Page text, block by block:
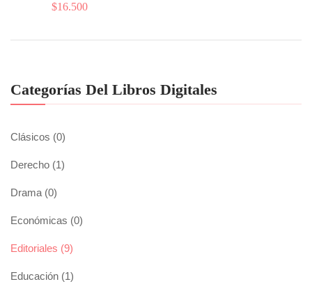
Categorías Del Libros Digitales
Clásicos (0)
Derecho (1)
Drama (0)
Económicas (0)
Editoriales (9)
Educación (1)
$16.500